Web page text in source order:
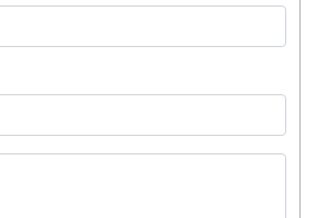
Manis, Teman atau Ancaman?
Challenge 6.000 Langkah?